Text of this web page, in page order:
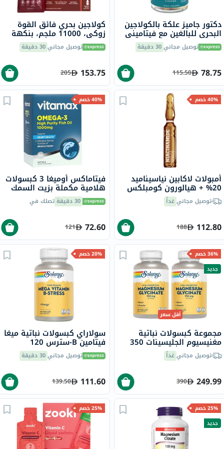
دكتور جاميز علكة بالكولاجين
البحري للبالغين مع فيتاميني
ج وهـ، حزمة من 60
توصيل مجاني30 دقيقة
78.75
115.50
كولاجين بحري فائق القوة
زوكي، 11000 ملجم، بنكهة
الكرز الحامض، للأطفال، كيس
18.5 مل، 14 قطعة توصيل مجاني30 دقيقة
153.75
205
40% خصم
أمبولات لاكابين نياسيناميد
20% + هيالورون كومبلكس
برو للوجه، 2 مل، 10 قطع
توصيل مجانيغداً
112.80
188
40% خصم
فيتاماكس أوميغا 3 كبسولات
هلامية مكملة بزيت السمك
1000 ملجم حزمة من 60 30 دقيقة تصلك في
72.60
121
36% خصم
جديد
أقل سعر
مجموعة كبسولات نباتية
مغنيسيوم الجليسينات 350
كبسولة
توصيل مجانيغداً
249.99
390
20% خصم
سولاراي كبسولات نباتية ميغا
فيتامين B-سترس 120
كبسولةتوصيل مجاني30 دقيقة
111.60
139.50
25% خصم
جديد
25% خصم